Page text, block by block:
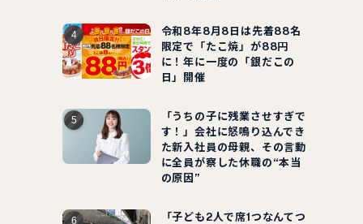
令和8年8月8日は先着88名
限定で「たこ焼」が88円
に！年に一度の「銀だこの
日」開催
「うちの子に残業させすぎで
す！」会社に怒鳴り込んでき
た新入社員の母親、その言動
に全員が察した休職の“本当
の原因”
「子ども2人で席1つなんてつ